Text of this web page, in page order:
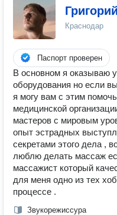
Краснодар
Паспорт проверен
В основном я оказываю
оборудования но если
я могу вам с этим
медицинской
мастеров с мировым
опыт эстрадных
секретами этого дела ,
люблю делать массаж
массажист который
для меня одно из тех
процессе .
Звукорежиссура